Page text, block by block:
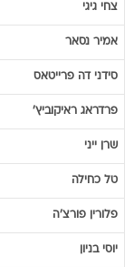
צחי גיגי
אמיר נסאר
סידני דה פרייטאס
פרדראג ראיקוביץ'
שרן ייני
טל כחילה
פלורין פורצ'ה
יוסי בניון